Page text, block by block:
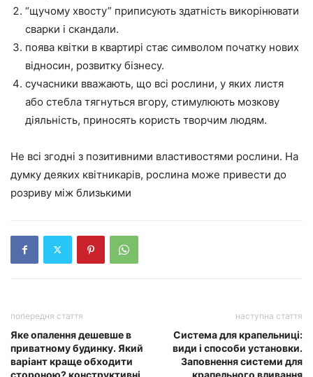
“щучому хвосту” приписують здатність викорінювати
сварки і скандали.
поява квітки в квартирі стає символом початку нових
відносин, розвитку бізнесу.
сучасники вважають, що всі рослини, у яких листя
або стебла тягнуться вгору, стимулюють мозкову
діяльність, приносять користь творчим людям.
Не всі згодні з позитивними властивостями рослини. На
думку деяких квітникарів, рослина може привести до
розриву між близькими
попередня стаття
Яке опалення дешевше в
приватному будинку. Який
варіант краще обходити
стороною? конструктивні
наступна стаття
Система для крапельниці:
види і способи установки.
Заповнення системи для
крапельного вливання